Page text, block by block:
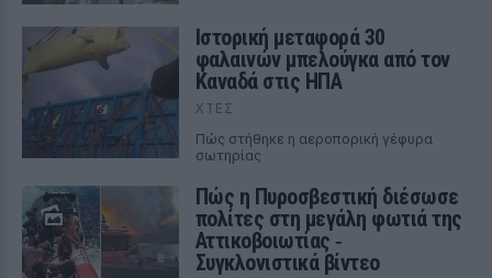
Ιστορική μεταφορά 30
φαλαινών μπελούγκα από τον
Καναδά στις ΗΠΑ
ΧΤΕΣ
Πώς στήθηκε η αεροπορική γέφυρα
σωτηρίας
Πώς η Πυροσβεστική διέσωσε
πολίτες στη μεγάλη φωτιά της
Αττικοβοιωτίας ‑
Συγκλονιστικά βίντεο